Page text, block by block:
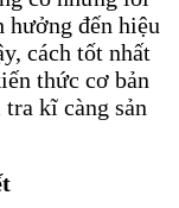
hưởng đến hiệu
cách tốt nhất
thức cơ bản
kĩ càng sản